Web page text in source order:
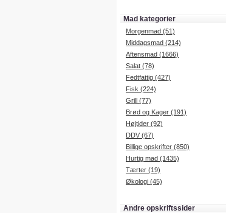
Mad kategorier
Morgenmad (51)
Middagsmad (214)
Aftensmad (1666)
Salat (78)
Fedtfattig (427)
Fisk (224)
Grill (77)
Brød og Kager (191)
Højtider (92)
DDV (67)
Billige opskrifter (850)
Hurtig mad (1435)
Tærter (19)
Økologi (45)
Andre opskriftssider